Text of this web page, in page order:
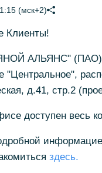
(мск+2)
Клиенты!
АЛЬЯНС" (ПАО)
"Центральное",
д.41, стр.2
доступен весь
здесь.